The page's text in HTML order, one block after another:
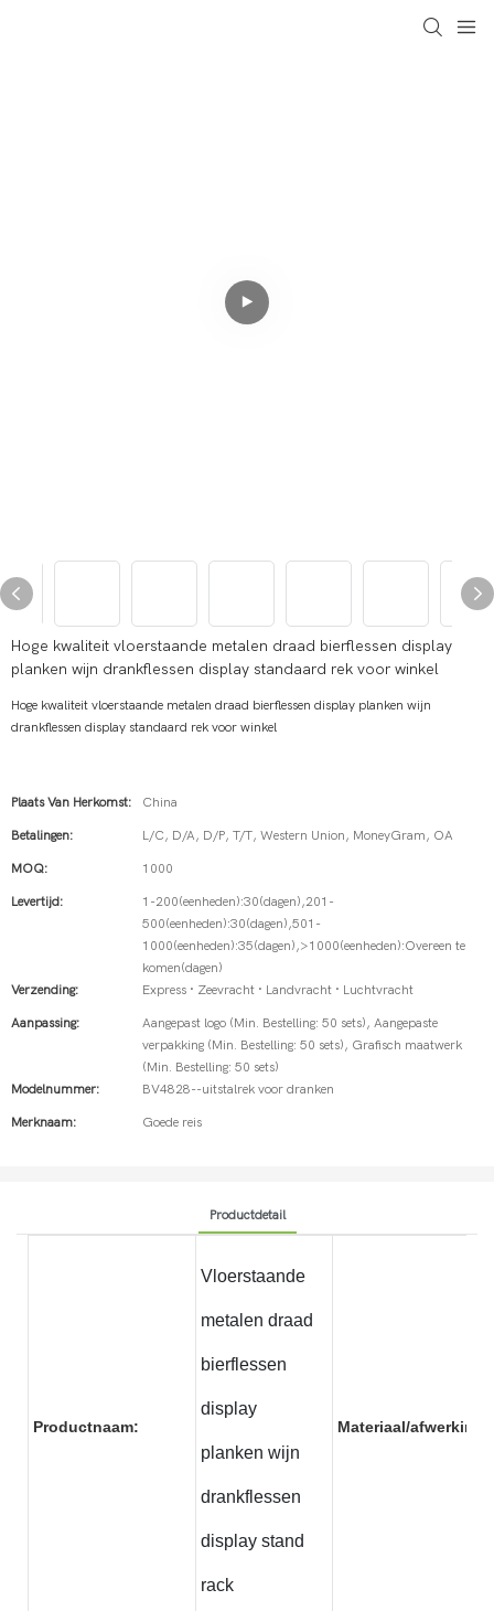
Hoge kwaliteit vloerstaande metalen draad bierflessen display
planken wijn drankflessen display standaard rek voor winkel
Hoge kwaliteit vloerstaande metalen draad bierflessen display planken wijn
drankflessen display standaard rek voor winkel
Plaats Van Herkomst: China
Betalingen: L/C, D/A, D/P, T/T, Western Union, MoneyGram, OA
MOQ: 1000
Levertijd:
1-200(eenheden):30(dagen),201-
500(eenheden):30(dagen),501-
1000(eenheden):35(dagen),>1000(eenheden):Overeen te
komen(dagen)
Verzending:
Express · Zeevracht · Landvracht · Luchtvracht
Aanpassing:
Aangepast logo (Min. Bestelling: 50 sets), Aangepaste
verpakking (Min. Bestelling: 50 sets), Grafisch maatwerk
(Min. Bestelling: 50 sets)
Modelnummer:
BV4828--uitstalrek voor dranken
Merknaam: Goede reis
Productdetail
Productnaam:
Vloerstaande
metalen draad
bierflessen
display
planken wijn
drankflessen
display stand
rack
Materiaal/afwerking: